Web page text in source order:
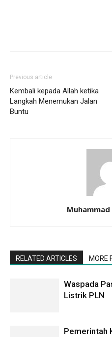
Previous article
Kembali kepada Allah ketika
Langkah Menemukan Jalan
Buntu
Muhammad
RELATED ARTICLES MORE
Waspada
Listrik PLN
Pemerintah